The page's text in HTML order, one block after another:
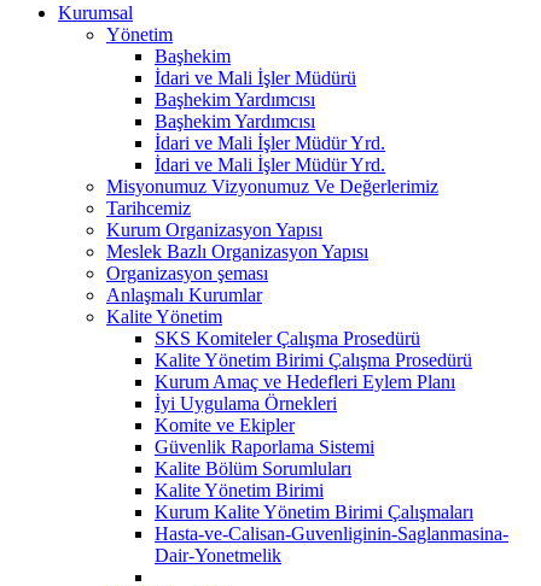
Kurumsal
Yönetim
Başhekim
İdari ve Mali İşler Müdürü
Başhekim Yardımcısı
Başhekim Yardımcısı
İdari ve Mali İşler Müdür Yrd.
İdari ve Mali İşler Müdür Yrd.
Misyonumuz Vizyonumuz Ve Değerlerimiz
Tarihcemiz
Kurum Organizasyon Yapısı
Meslek Bazlı Organizasyon Yapısı
Organizasyon şeması
Anlaşmalı Kurumlar
Kalite Yönetim
SKS Komiteler Çalışma Prosedürü
Kalite Yönetim Birimi Çalışma Prosedürü
Kurum Amaç ve Hedefleri Eylem Planı
İyi Uygulama Örnekleri
Komite ve Ekipler
Güvenlik Raporlama Sistemi
Kalite Bölüm Sorumluları
Kalite Yönetim Birimi
Kurum Kalite Yönetim Birimi Çalışmaları
Hasta-ve-Calisan-Guvenliginin-Saglanmasina-
Dair-Yonetmelik